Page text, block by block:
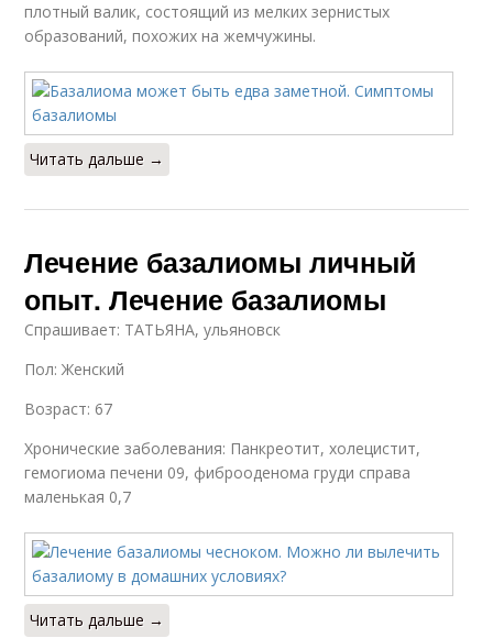
плотный валик, состоящий из мелких зернистых
образований, похожих на жемчужины.
Читать дальше →
Лечение базалиомы личный
опыт. Лечение базалиомы
Спрашивает: ТАТЬЯНА, ульяновск
Пол: Женский
Возраст: 67
Хронические заболевания: Панкреотит, холецистит,
гемогиома печени 09, фиброоденома груди справа
маленькая 0,7
Читать дальше →